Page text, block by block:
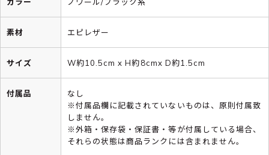
素材 エピレザー
サイズ W約10.5cm x H約8cmx D約1.5cm
付属品
なし
※付属品欄に記載されていないものは、原則付属致
しません。
※外箱・保存袋・保証書・等が付属している場合、
それらの状態は商品ランクには含まれません。